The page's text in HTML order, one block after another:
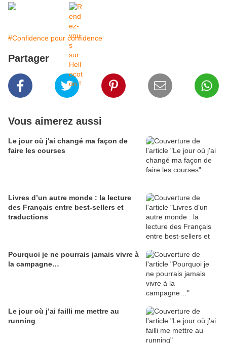
#Confidence pour confidence
Partager
Vous aimerez aussi
Le jour où j'ai changé ma façon de
faire les courses
Livres d’un autre monde : la lecture
des Français entre best-sellers et
traductions
Pourquoi je ne pourrais jamais vivre à
la campagne…
Le jour où j’ai failli me mettre au
running